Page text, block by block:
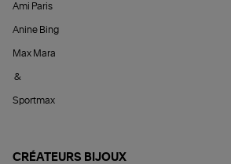
Ami Paris
Anine Bing
Max Mara
&
Sportmax
CRÉATEURS BIJOUX